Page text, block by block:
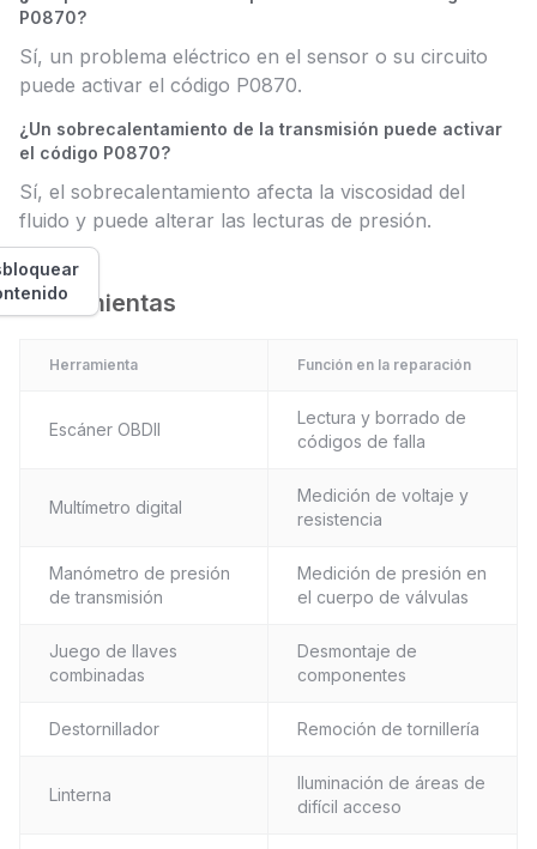
P0870?
Sí, un problema eléctrico en el sensor o su circuito
puede activar el código P0870.
¿Un sobrecalentamiento de la transmisión puede activar
el código P0870?
Sí, el sobrecalentamiento afecta la viscosidad del
fluido y puede alterar las lecturas de presión.
Herramientas
Herramienta Función en la reparación
Escáner OBDII
Lectura y borrado de
códigos de falla
Multímetro digital
Medición de voltaje y
resistencia
Manómetro de presión
de transmisión
Medición de presión en
el cuerpo de válvulas
Juego de llaves
combinadas
Desmontaje de
componentes
Destornillador Remoción de tornillería
Linterna
Iluminación de áreas de
difícil acceso